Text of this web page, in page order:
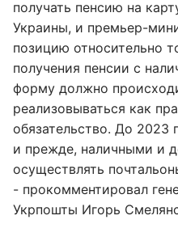
получать пенсию на
Украины, и премьер-
позицию относительно
получения пенсии с
форму должно
реализовываться как
обязательство. До 2023
и прежде, наличными и
осуществлять
- прокомментировал
Укрпошты Игорь